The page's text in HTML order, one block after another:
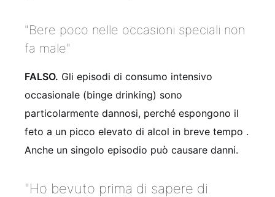
"Bere poco nelle occasioni speciali non
fa male"
FALSO. Gli episodi di consumo intensivo
occasionale (binge drinking) sono
particolarmente dannosi, perché espongono il
feto a un picco elevato di alcol in breve tempo .
Anche un singolo episodio può causare danni.
"Ho bevuto prima di sapere di